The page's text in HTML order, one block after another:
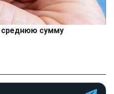
среднюю сумму